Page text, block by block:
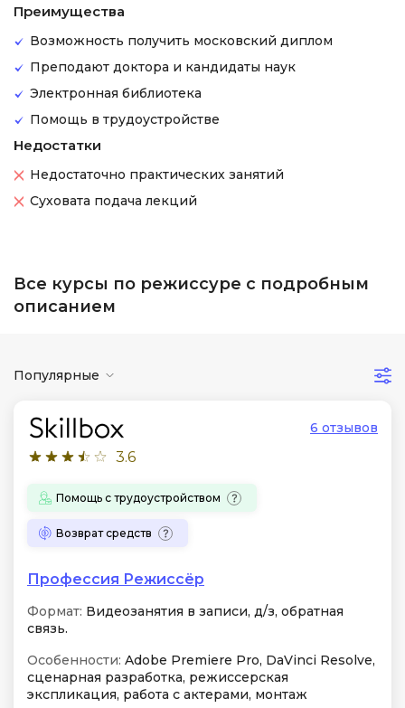
Преимущества
Возможность получить московский диплом
Преподают доктора и кандидаты наук
Электронная библиотека
Помощь в трудоустройстве
Недостатки
Недостаточно практических занятий
Суховата подача лекций
Все курсы по режиссуре с подробным
описанием
Популярные
3.6
6 отзывов
Помощь с трудоустройством
Возврат средств
Профессия Режиссёр
Формат: Видеозанятия в записи, д/з, обратная
связь.
Особенности: Adobe Premiere Pro, DaVinci Resolve,
сценарная разработка, режиссерская
экспликация, работа с актерами, монтаж